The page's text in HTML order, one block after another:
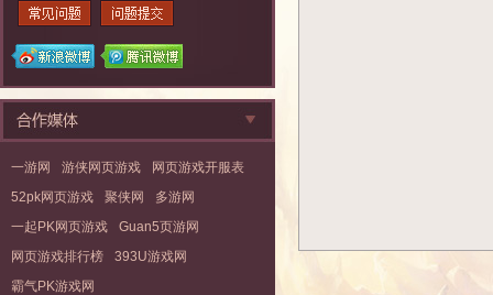
一游网 游侠网页游戏
网页游戏开服表
52pk网页游戏
聚侠网
多游网
一起PK网页游戏
Guan5页游网
网页游戏排行榜
393U游戏网
霸气PK游戏网